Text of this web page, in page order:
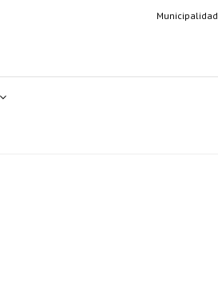
Municipalidad